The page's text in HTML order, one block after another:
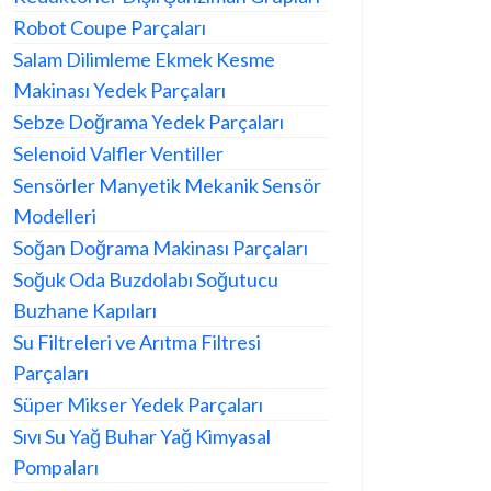
Robot Coupe Parçaları
Salam Dilimleme Ekmek Kesme
Makinası Yedek Parçaları
Sebze Doğrama Yedek Parçaları
Selenoid Valfler Ventiller
Sensörler Manyetik Mekanik Sensör
Modelleri
Soğan Doğrama Makinası Parçaları
Soğuk Oda Buzdolabı Soğutucu
Buzhane Kapıları
Su Filtreleri ve Arıtma Filtresi
Parçaları
Süper Mikser Yedek Parçaları
Sıvı Su Yağ Buhar Yağ Kimyasal
Pompaları